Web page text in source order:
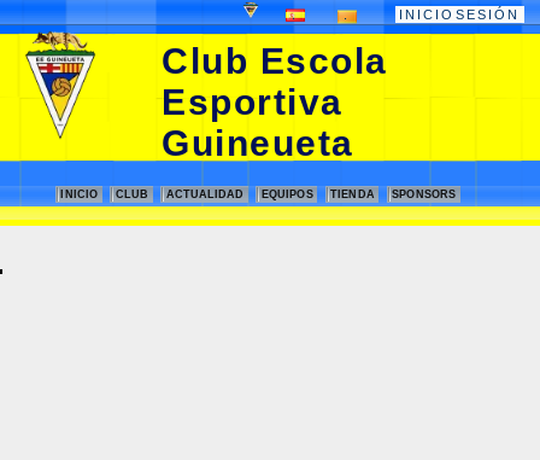
. . INICIOSESIÓN
Club Escola
Esportiva
Guineueta
INICIO CLUB ACTUALIDAD EQUIPOS TIENDA SPONSORS